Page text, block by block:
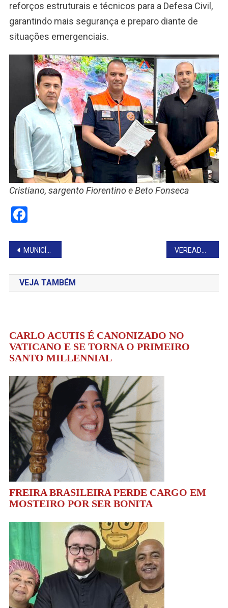
reforços estruturais e técnicos para a Defesa Civil,
garantindo mais segurança e preparo diante de
situações emergenciais.
Cristiano, sargento Fiorentino e Beto Fonseca
Facebook
Navegação
de
Post
MUNICÍPIO SERÁ BENEFICIADO COM R$ 150 MIL PARA A SAÚDE
VEJA TAMBÉM
CARLO ACUTIS É CANONIZADO NO
VATICANO E SE TORNA O PRIMEIRO
SANTO MILLENNIAL
FREIRA BRASILEIRA PERDE CARGO EM
MOSTEIRO POR SER BONITA